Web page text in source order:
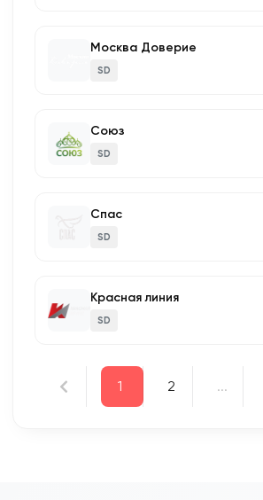
Москва Доверие
SD
Союз
SD
Спас
SD
Красная линия
SD
1 2 ...